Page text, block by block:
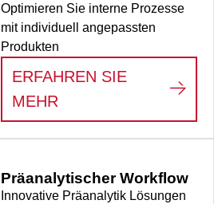
Optimieren Sie interne Prozesse
mit individuell angepassten
Produkten
ERFAHREN SIE
MEHR
Präanalytischer Workflow
Innovative Präanalytik Lösungen